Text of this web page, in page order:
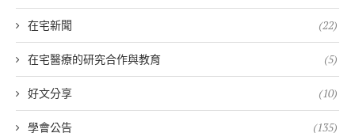
在宅新聞 (22)
在宅醫療的研究合作與教育 (5)
好文分享 (10)
學會公告 (135)